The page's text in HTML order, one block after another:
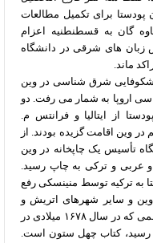
استادشان پودستا برای تکمیل مطالعات
گان به قسطنطنیه اعزام
زبان های شرقی در دانشگاه
ماند.
قرن ۱۷ آغاز دوران شکوفایی شرق شناسی در وین
اروپا به شمار می رفت. دو
از ایتالیا و فرانتس م.
وین اقامت گزیده بودند. از
تأسیس یک چاپخانه در وین
و عربی و ترکی به چاپ رسید.
به ترکیه توسط منینسکی رفع
و سایر شهرهای اتریش و
مجارستان مرتبا توسعه یافت. اولین کتاب مهمی که در سال ۱۶۷۸ میلادی در
رسید، کتاب چهل ستون است.